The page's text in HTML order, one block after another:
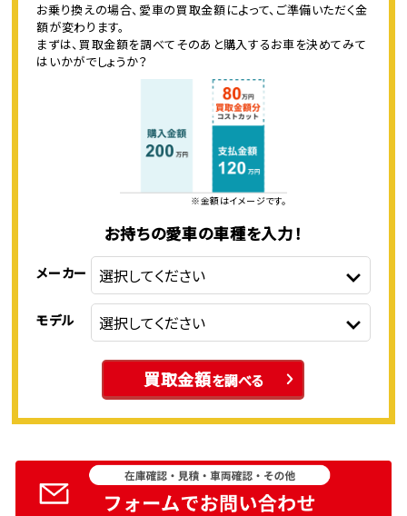
お乗り換えの場合、愛車の買取金額によって、ご準備いただく金
額が変わります。
まずは、買取金額を調べてそのあと購入するお車を決めてみて
はいかがでしょうか？
※金額はイメージです。
お持ちの愛車の車種を入力！
メーカー
モデル
買取金額を調べる